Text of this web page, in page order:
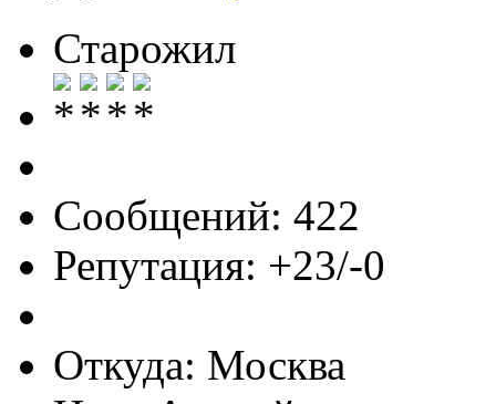
Старожил
Сообщений: 422
Репутация: +23/-0
Откуда: Москва